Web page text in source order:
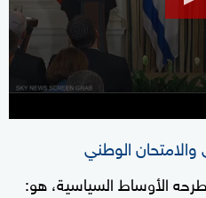
seconds
الوطني
الأوساط السياسية، هو: